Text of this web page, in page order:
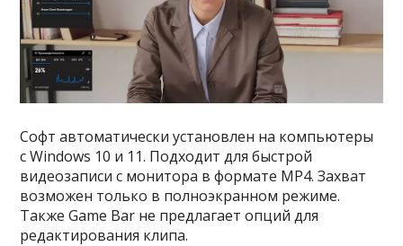
Софт автоматически установлен на компьютеры
с Windows 10 и 11. Подходит для быстрой
видеозаписи с монитора в формате MP4. Захват
возможен только в полноэкранном режиме.
Также Game Bar не предлагает опций для
редактирования клипа.